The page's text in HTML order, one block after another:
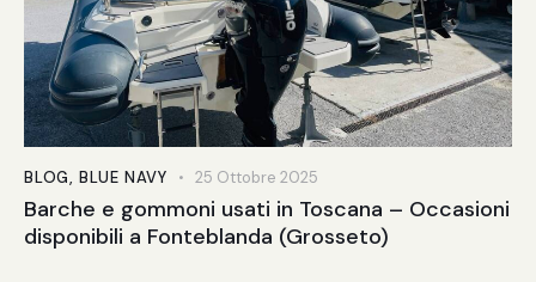
BLOG, BLUE NAVY 25 Ottobre 2025
Barche e gommoni usati in Toscana – Occasioni
disponibili a Fonteblanda (Grosseto)